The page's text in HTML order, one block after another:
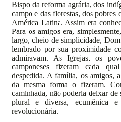
Bispo da reforma agrária, dos
campo e das florestas, dos pobres
América Latina. Assim era
Para os amigos era,
largo, cheio de simplicidade, Dom
lembrado por sua proximidade
admiravam. As Igrejas, os
camponeses fizeram cada
despedida. A família, os amigos,
da mesma forma o fizeram.
caminhada, não poderia deixar de
plural e diversa, ecumênica
revolucionária.